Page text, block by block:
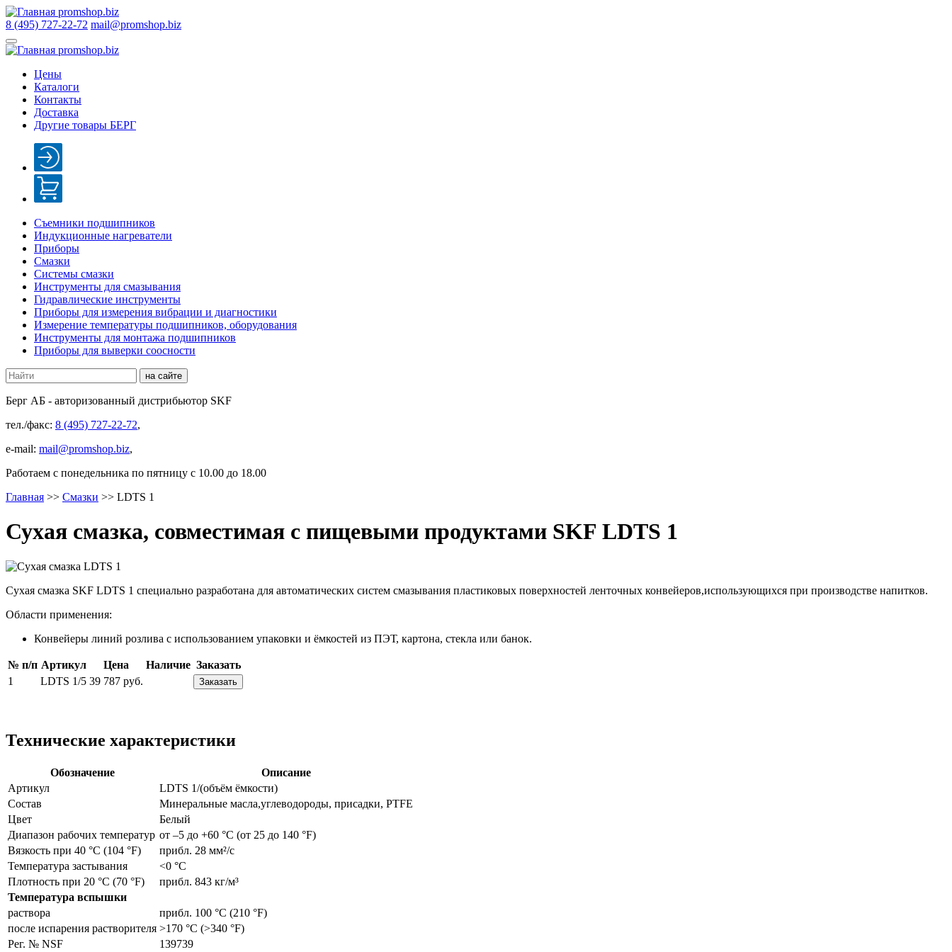
8 (495) 727-22-72 mail@promshop.biz
Цены
Каталоги
Контакты
Доставка
Другие товары БЕРГ
Съемники подшипников
Индукционные нагреватели
Приборы
Смазки
Системы смазки
Инструменты для смазывания
Гидравлические инструменты
Приборы для измерения вибрации и диагностики
Измерение температуры подшипников, оборудования
Инструменты для монтажа подшипников
Приборы для выверки соосности
Берг АБ - авторизованный дистрибьютор SKF
тел./факс: 8 (495) 727-22-72,
e-mail: mail@promshop.biz,
Работаем c понедельника по пятницу с 10.00 до 18.00
Главная >> Смазки >> LDTS 1
Сухая смазка, совместимая с пищевыми продуктами SKF LDTS 1
Сухая смазка SKF LDTS 1 специально разработана для автоматических систем смазывания пластиковых поверхностей ленточных конвейеров,использующихся при производстве напитков.
Области применения:
Конвейеры линий розлива с использованием упаковки и ёмкостей из ПЭТ, картона, стекла или банок.
№ п/п Артикул Цена Наличие Заказать
1
LDTS 1/5 39 787 руб. Заказать
Технические характеристики
Обозначение
Описание
Артикул
LDTS 1/(объём ёмкости)
Состав
Минеральные масла,углеводороды, присадки, PTFE
Цвет
Белый
Диапазон рабочих температур от –5 до +60 °C (от 25 до 140 °F)
Вязкость при 40 °C (104 °F)
прибл. 28 мм²/с
Температура застывания
<0 °C
Плотность при 20 °C (70 °F)
прибл. 843 кг/м³
Температура вспышки
раствора
прибл. 100 °C (210 °F)
после испарения растворителя >170 °C (>340 °F)
Рег. № NSF
139739